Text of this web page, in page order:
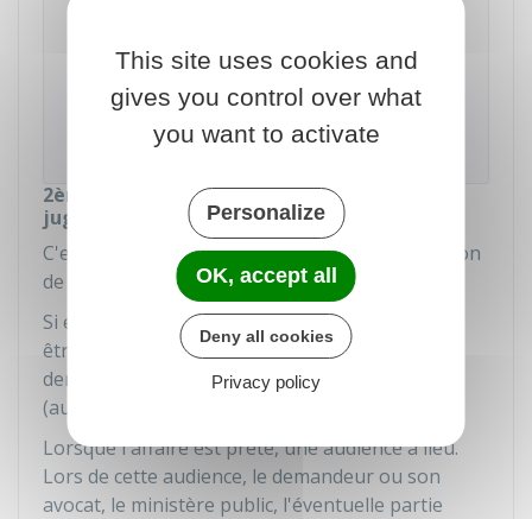
demander une copie du dossier. La délivrance
de la copie doit être faite dans le délai d'1 mois
2ème étape : examen par la formation de
jugement
C'est la
formation de jugementqui décide ou non
de réviser la condamnation.
Si elle estime que l'affaire n'est pas prête pour
être jugée, la
formation de jugement
demander un
supplément d'information
(audition, expertise...).
Lorsque l'affaire est prête, une audience a lieu.
Lors de cette audience, le demandeur ou son
avocat, le ministère public, l'éventuelle partie
This site uses cookies and
gives you control over what
you want to activate
Personalize
OK, accept all
Deny all cookies
Privacy policy